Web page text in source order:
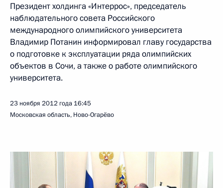
Президент холдинга «Интеррос», председатель
наблюдательного совета Российского
международного олимпийского университета
Владимир Потанин информировал главу государства
о подготовке к эксплуатации ряда олимпийских
объектов в Сочи, а также о работе олимпийского
университета.
23 ноября 2012 года 16:45
Московская область, Ново-Огарёво